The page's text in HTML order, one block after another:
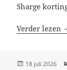
Sharge
Verder lezen
Geplaatst
18 juli 2026